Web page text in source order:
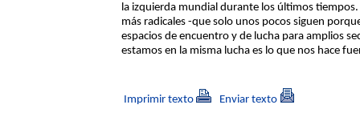
la izquierda mundial durante los últimos
más radicales -que solo unos pocos siguen
espacios de encuentro y de lucha para amplios
estamos en la misma lucha es lo que nos hace
Imprimir texto Enviar texto